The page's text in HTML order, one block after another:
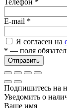
Телефон *
E-mail *
Я согласен на
* — поля
Отправить
Подпишитесь на
Уведомить о
Ваше имя